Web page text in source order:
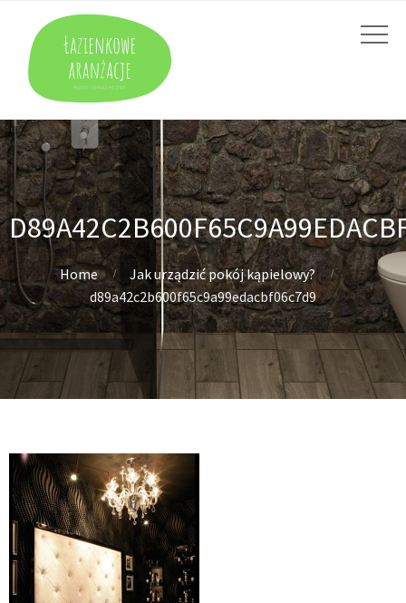
Home
Jak urządzić pokój kąpielowy?
d89a42c2b600f65c9a99edacbf06c7d9